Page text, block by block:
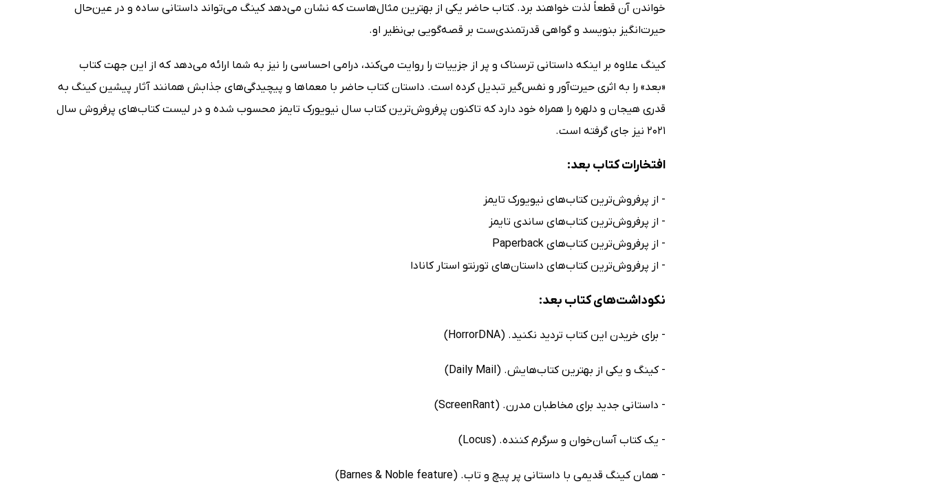
خواندن آن قطعاً لذت خواهند برد. کتاب حاضر یکی از بهترین مثال‌هاست که نشان می‌دهد کینگ می‌تواند داستانی ساده و در عین‌حال
حیرت‌انگیز بنویسد و گواهی قدرتمندی‌ست بر قصه‌گویی بی‌نظیر او.
کینگ علاوه بر اینکه داستانی ترسناک و پر از جزییات را روایت می‌کند، درامی احساسی را نیز به شما ارائه می‌دهد که از این جهت کتاب
«بعد» را به اثری حیرت‌آور و نفس‌گیر تبدیل کرده است. داستان کتاب حاضر با معماها و پیچیدگی‌های جذابش همانند آثار پیشین کینگ به
قدری هیجان و دلهره را همراه خود دارد که تاکنون پرفروش‌ترین کتاب سال نیویورک تایمز محسوب شده و در لیست کتاب‌های پرفروش سال
2021 نیز جای گرفته است.
افتخارات کتاب بعد:
- از پرفروش‌ترین کتاب‌های نیویورک تایمز
- از پرفروش‌ترین کتاب‌های ساندی تایمز
- از پرفروش‌ترین کتاب‌های Paperback
- از پرفروش‌ترین کتاب‌های داستان‌های تورنتو استار کانادا
نکوداشت‌های کتاب بعد:
- برای خریدن این کتاب تردید نکنید. (HorrorDNA)
- کینگ و یکی از بهترین کتاب‌هایش. (Daily Mail)
- داستانی جدید برای مخاطبان مدرن. (ScreenRant)
- یک کتاب آسان‌خوان و سرگرم کننده. (Locus)
- همان کینگ قدیمی با داستانی پر پیچ و تاب. (Barnes & Noble feature)